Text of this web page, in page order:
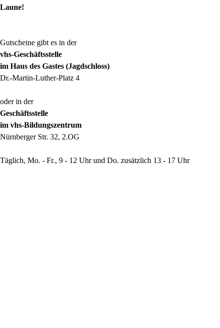
Laune!
Gutscheine gibt es in der
vhs-Geschäftsstelle
im Haus des Gastes (Jagdschloss)
Dr.-Martin-Luther-Platz 4
oder in der
Geschäftsstelle
im vhs-Bildungszentrum
Nürnberger Str. 32, 2.OG
Täglich, Mo. - Fr., 9 - 12 Uhr und Do. zusätzlich 13 - 17 Uhr